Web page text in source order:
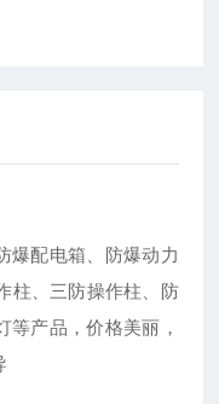
爆配电箱、防爆动力
柱、三防操作柱、防
等产品，价格美丽，